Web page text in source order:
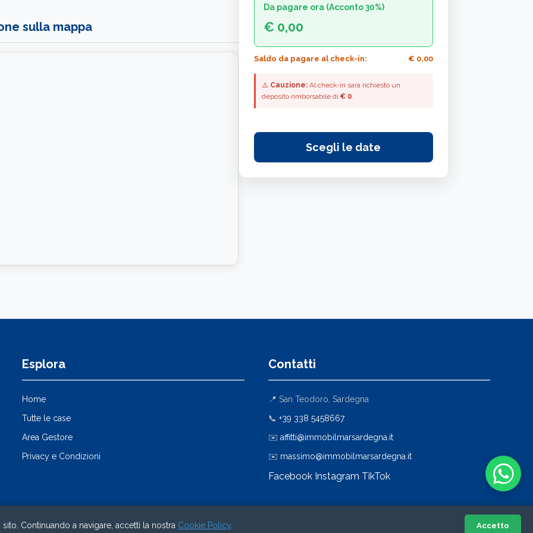
sulla mappa
Da pagare ora (Acconto 30%)
€ 0,00
Saldo da pagare al check-in: € 0,00
⚠️ Cauzione:Al check-in sarà richiesto un
deposito rimborsabile di € 0.
Scegli le date
Esplora
Home
Tutte le case
Area Gestore
Privacy e Condizioni
Contatti
📍 San Teodoro, Sardegna
📞 +39 338 5458667
✉️ affitti@immobilmarsardegna.it
✉️ massimo@immobilmarsardegna.it
Facebook Instagram TikTok
© 2026 Immobilmar CaseVacanza. Tutti i diritti riservati.
Continuando a navigare, accetti la nostra Cookie Policy Accetto